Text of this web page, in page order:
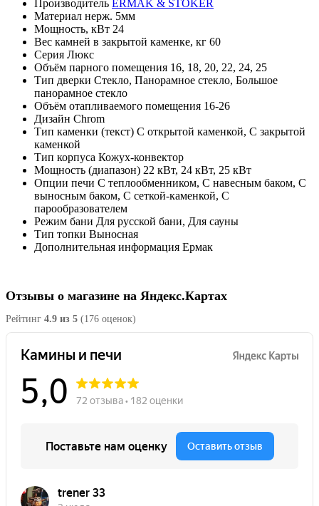
Производитель ERMAK & STOKER
Материал нерж. 5мм
Мощность, кВт 24
Вес камней в закрытой каменке, кг 60
Серия Люкс
Объём парного помещения 16, 18, 20, 22, 24, 25
Тип дверки Стекло, Панорамное стекло, Большое
панорамное стекло
Объём отапливаемого помещения 16-26
Дизайн Chrom
Тип каменки (текст) С открытой каменкой, С закрытой
каменкой
Тип корпуса Кожух-конвектор
Мощность (диапазон) 22 кВт, 24 кВт, 25 кВт
Опции печи С теплообменником, С навесным баком, С
выносным баком, С сеткой-каменкой, С
парообразователем
Режим бани Для русской бани, Для сауны
Тип топки Выносная
Дополнительная информация Ермак
Отзывы о магазине на Яндекс.Картах
Рейтинг 4.9 из 5 (176 оценок)